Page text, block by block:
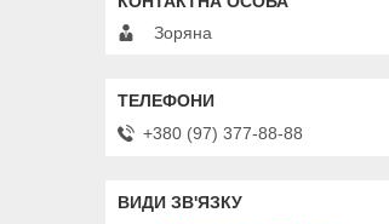
Зоряна
+380 (97) 377-88-88